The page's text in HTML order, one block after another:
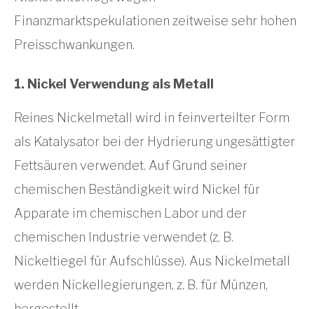
Finanzmarktspekulationen zeitweise sehr hohen
Preisschwankungen.
1. Nickel Verwendung als Metall
Reines Nickelmetall wird in feinverteilter Form
als Katalysator bei der Hydrierung ungesättigter
Fettsäuren verwendet. Auf Grund seiner
chemischen Beständigkeit wird Nickel für
Apparate im chemischen Labor und der
chemischen Industrie verwendet (z. B.
Nickeltiegel für Aufschlüsse). Aus Nickelmetall
werden Nickellegierungen, z. B. für Münzen,